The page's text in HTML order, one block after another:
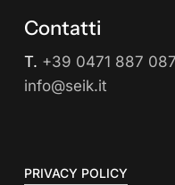
Contatti
T. +39 0471 887 087
info@seik.it
PRIVACY POLICY